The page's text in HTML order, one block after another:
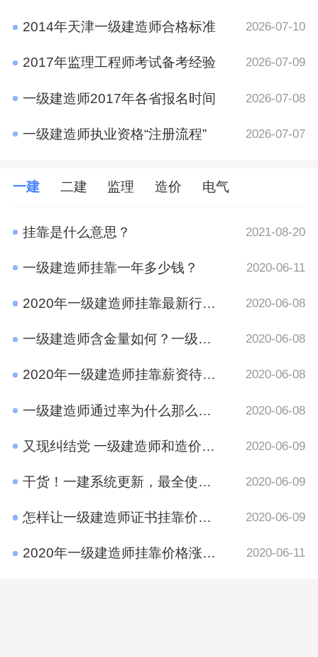
2014年天津一级建造师合格标准 2026-07-10
2017年监理工程师考试备考经验 2026-07-09
一级建造师2017年各省报名时间 2026-07-08
一级建造师执业资格“注册流程” 2026-07-07
一建 二建 监理 造价 电气
挂靠是什么意思？ 2021-08-20
一级建造师挂靠一年多少钱？ 2020-06-11
2020年一级建造师挂靠最新行情 竟然是这样 2020-06-08
一级建造师含金量如何？一级建造师挂靠前景 2020-06-08
2020年一级建造师挂靠薪资待遇如何？ 2020-06-08
一级建造师通过率为什么那么低?原因有哪些呢？ 2020-06-08
又现纠结党 一级建造师和造价工程师考哪个好？ 2020-06-09
干货！一建系统更新，最全使用攻略在这里 2020-06-09
怎样让一级建造师证书挂靠价格​更高？ 2020-06-09
2020年一级建造师挂靠价格涨了吗？ 2020-06-11